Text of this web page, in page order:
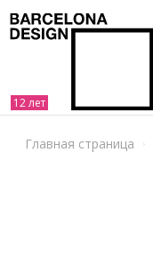
Главная страница